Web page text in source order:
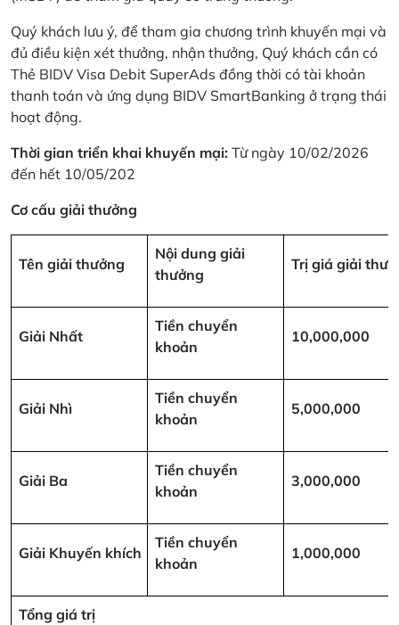
Quý khách lưu ý, để tham gia chương trình khuyến mại và
đủ điều kiện xét thưởng, nhận thưởng, Quý khách cần có
Thẻ BIDV Visa Debit SuperAds đồng thời có tài khoản
thanh toán và ứng dụng BIDV SmartBanking ở trạng thái
hoạt động.
Thời gian triển khai khuyến mại: Từ ngày 10/02/2026
đến hết 10/05/202
Cơ cấu giải thưởng
Tên giải thưởng
Nội dung giải
thưởng
Trị giá giải
Giải Nhất
Tiền chuyển
khoản
10,000,000
Giải Nhì
Tiền chuyển
khoản
5,000,000
Giải Ba
Tiền chuyển
khoản
3,000,000
Giải Khuyến khích
Tiền chuyển
khoản
1,000,000
Tổng giá trị